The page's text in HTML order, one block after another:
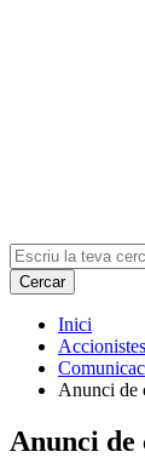
Inici
Anunci de
Anunci de